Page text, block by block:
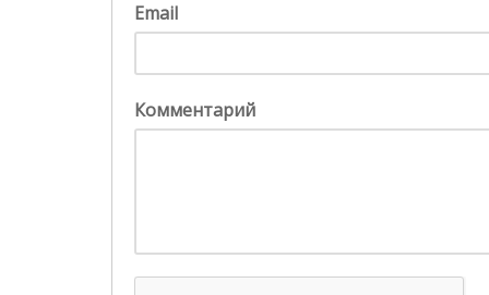
Email
Комментарий